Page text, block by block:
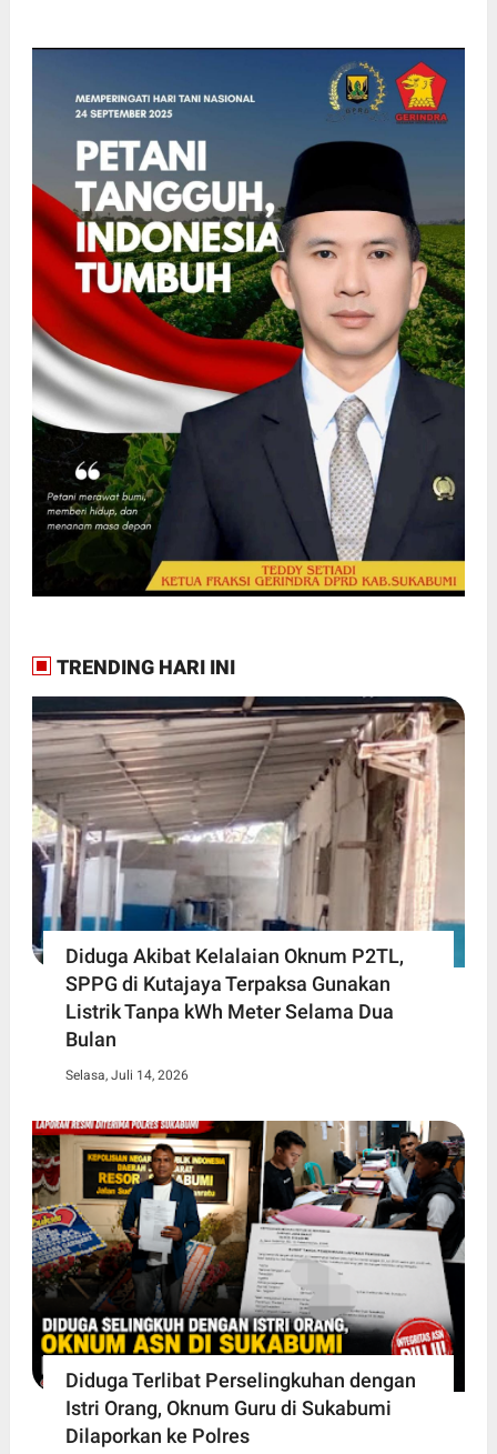
TRENDING HARI INI
Diduga Akibat Kelalaian Oknum P2TL,
SPPG di Kutajaya Terpaksa Gunakan
Listrik Tanpa kWh Meter Selama Dua
Bulan
Selasa, Juli 14, 2026
Diduga Terlibat Perselingkuhan dengan
Istri Orang, Oknum Guru di Sukabumi
Dilaporkan ke Polres